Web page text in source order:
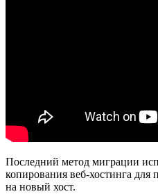
Последний метод миграции
копирования веб-хостинга
на новый хост.